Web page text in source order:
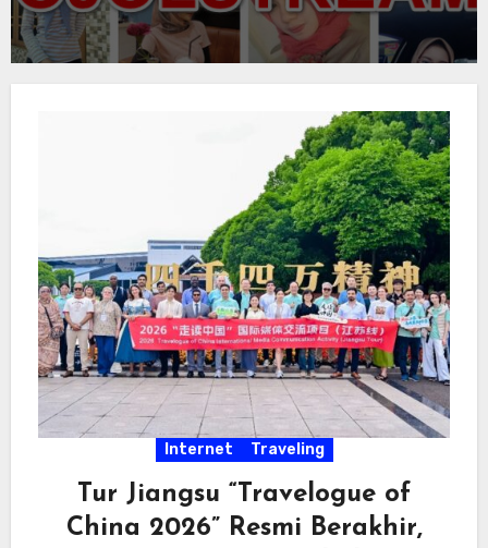
Internet Traveling
Tur Jiangsu “Travelogue of
China 2026” Resmi Berakhir,